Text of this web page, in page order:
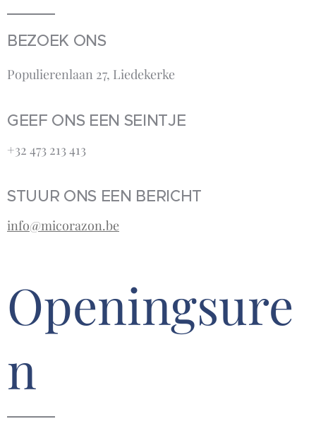
BEZOEK ONS
Populierenlaan 27, Liedekerke
GEEF ONS EEN SEINTJE
+32 473 213 413‬
STUUR ONS EEN BERICHT
info@micorazon.be
Openingsure
n